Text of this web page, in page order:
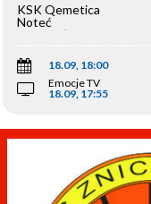
KSK Qemetica
Noteć
Inowrocław
18.09, 18:00
Emocje TV
18.09, 17:55